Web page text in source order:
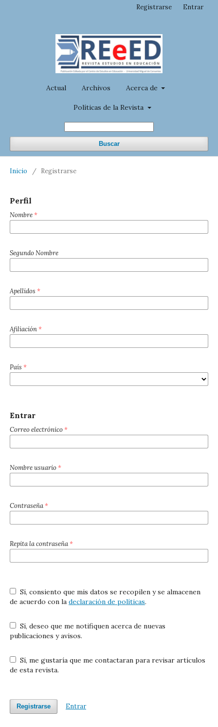
Actual Archivos Acerca de
Políticas de la Revista
Buscar
Registrarse Entrar
Inicio / Registrarse
Perfil
Nombre*
Segundo Nombre
Apellidos *
Afiliación*
País *
Entrar
Correo electrónico*
Nombre usuario*
Contraseña*
Repita la contraseña*
de acuerdo con la declaración de políticas.
publicaciones y avisos.
de esta revista.
Registrarse Entrar